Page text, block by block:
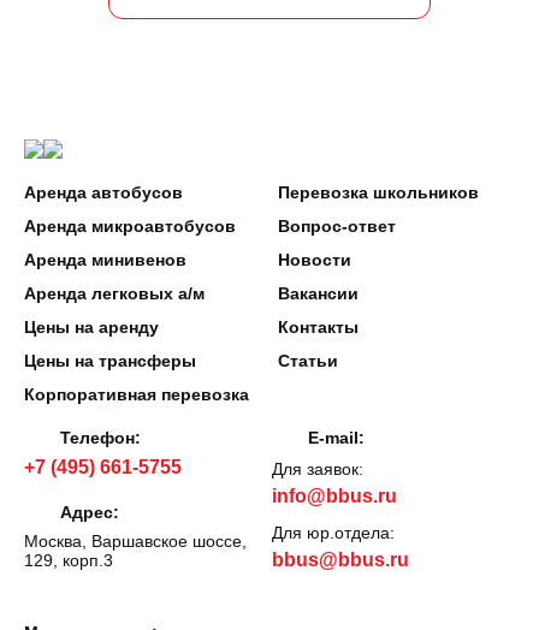
Аренда автобусов
Аренда микроавтобусов
Аренда минивенов
Аренда легковых а/м
Цены на аренду
Цены на трансферы
Корпоративная перевозка
Перевозка школьников
Вопрос-ответ
Новости
Вакансии
Контакты
Статьи
Телефон:
+7 (495) 661-5755
Адрес:
Москва, Варшавское шоссе,
129, корп.3
E-mail:
Для заявок:
info@bbus.ru
Для юр.отдела:
bbus@bbus.ru